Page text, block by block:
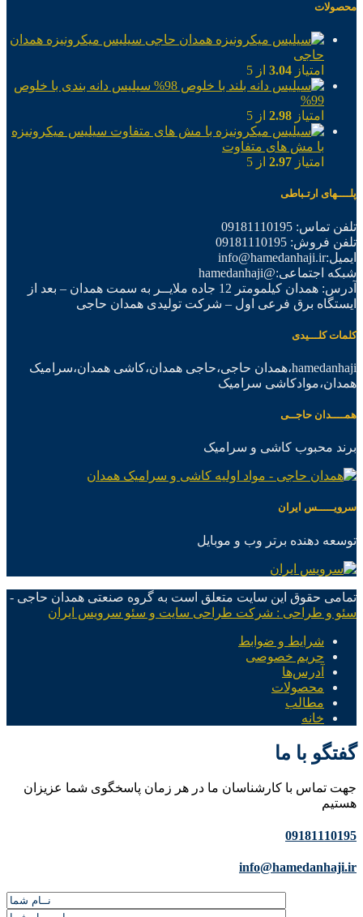
محصولات
سیلیس میکرونیزه همدان
حاجی
امتیاز 3.04 از 5
سیلیس دانه بندی با خلوص
99%
امتیاز 2.98 از 5
سیلیس میکرونیزه
با مش های متفاوت
امتیاز 2.97 از 5
پلــــهای ارتـباطی
تلفن تماس: 09181110195
تلفن فروش: 09181110195
ایمیل:info@hamedanhaji.ir
شبکه اجتماعی:@hamedanhaji
آدرس: همدان کیلمومتر 12 جاده ملایــر به سمت همدان – بعد از
ایستگاه برق فرعی اول – شرکت تولیدی همدان حاجی
کلمات کلـــیدی
hamedanhaji،همدان حاجی،حاجی همدان،کاشی همدان،سرامیک
همدان،موادکاشی سرامیک
همــــدان حاجــی
برند محبوب کاشی و سرامیک
سرویـــــس ایران
توسعه دهنده برتر وب و موبایل
تمامی حقوق این سایت متعلق است به گروه صنعتی همدان حاجی -
سئو و طراحی : شرکت طراحی سایت و سئو سرویس ایران
شرایط و ضوابط
حریم خصوصی
آدرس‌ها
محصولات
مطالب
خانه
گفتگو با ما
جهت تماس با کارشناسان ما در هر زمان پاسخگوی شما عزیزان
هستیم
09181110195
info@hamedanhaji.ir